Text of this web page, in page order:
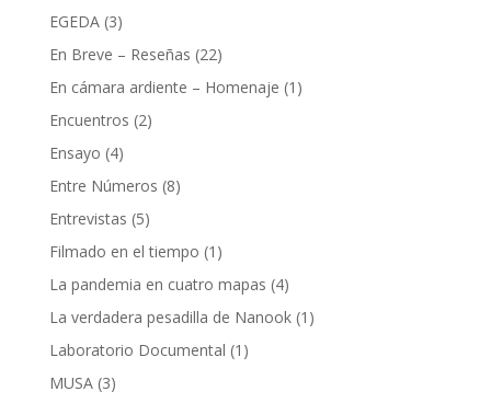
EGEDA(3)
En Breve – Reseñas (22)
En cámara ardiente – Homenaje (1)
Encuentros (2)
Ensayo (4)
Entre Números (8)
Entrevistas (5)
Filmado en el tiempo (1)
La pandemia en cuatro mapas (4)
La verdadera pesadilla de Nanook(1)
Laboratorio Documental (1)
MUSA(3)